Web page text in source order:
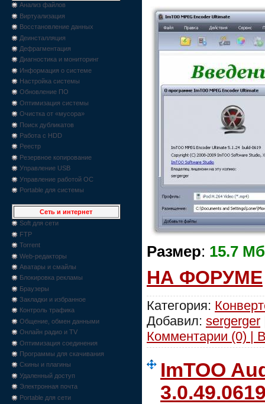
Анализ файлов
Виртуализация
Восстановление данных
Деинсталляция
Дефрагментация
Диагностика и мониторинг
Информация о системе
Настройка системы
Обновление ПО
Оптимизация системы
Очистка от «мусора»
Поиск дубликатов
Работа с HDD
Реестр
Резервное копирование
Управление USB
Управление работой ОС
Portable для системы
Сеть и интернет
Soft для сети
FTP
Torrent
Web-редакторы
Аватары и смайлы
Блокировка рекламы
Браузеры
Закладки и избранное
Контроль трафика
Общение, обмен данными
Онлайн радио и TV
Оптимизация соединения
Программы для скачивания
Скины и плагины
Удаленный доступ
Электронная почта
Portable для сети
Размер: 15.7 Мб
НА ФОРУМЕ
Категория:
Добавил: sergerger
Комментарии (0) |
ImTOO